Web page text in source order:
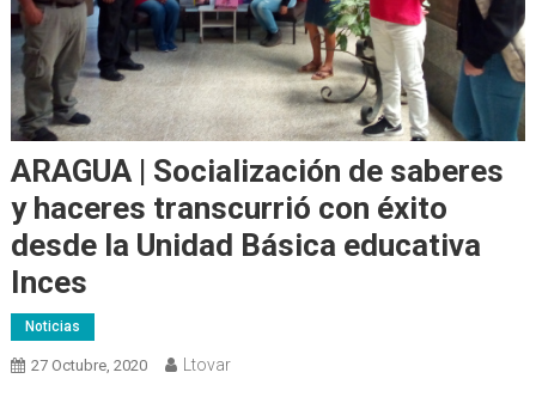
ARAGUA | Socialización de saberes
y haceres transcurrió con éxito
desde la Unidad Básica educativa
Inces
Noticias
27 Octubre, 2020 Ltovar